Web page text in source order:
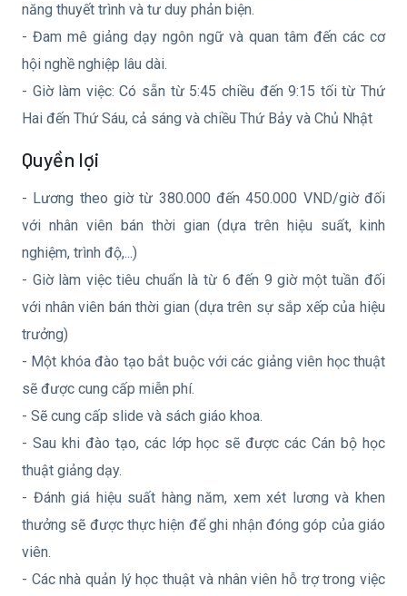
năng thuyết trình và tư duy phản biện.
- Đam mê giảng dạy ngôn ngữ và quan tâm đến các cơ
hội nghề nghiệp lâu dài.
- Giờ làm việc: Có sẵn từ 5:45 chiều đến 9:15 tối từ Thứ
Hai đến Thứ Sáu, cả sáng và chiều Thứ Bảy và Chủ Nhật
Quyền lợi
- Lương theo giờ từ 380.000 đến 450.000 VND/giờ đối
với nhân viên bán thời gian (dựa trên hiệu suất, kinh
nghiệm, trình độ,...)
- Giờ làm việc tiêu chuẩn là từ 6 đến 9 giờ một tuần đối
với nhân viên bán thời gian (dựa trên sự sắp xếp của hiệu
trưởng)
- Một khóa đào tạo bắt buộc với các giảng viên học thuật
sẽ được cung cấp miễn phí.
- Sẽ cung cấp slide và sách giáo khoa.
- Sau khi đào tạo, các lớp học sẽ được các Cán bộ học
thuật giảng dạy.
- Đánh giá hiệu suất hàng năm, xem xét lương và khen
thưởng sẽ được thực hiện để ghi nhận đóng góp của giáo
viên.
- Các nhà quản lý học thuật và nhân viên hỗ trợ trong việc